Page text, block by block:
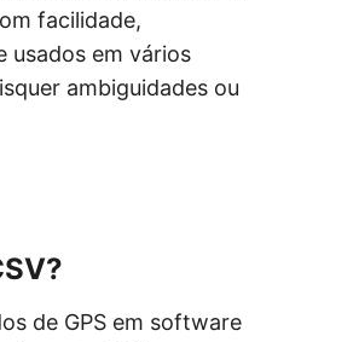
facilidade,
usados em vários
ambiguidades ou
de GPS em software